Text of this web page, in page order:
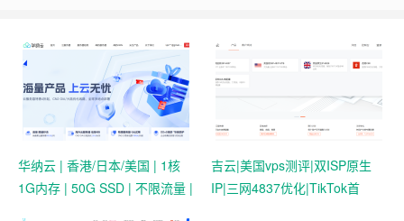
华纳云 | 香港/日本/美国 | 1核
1G内存 | 50G SSD | 不限流量 |
吉云|美国vps测评|双ISP原生
IP|三网4837优化|TikTok首